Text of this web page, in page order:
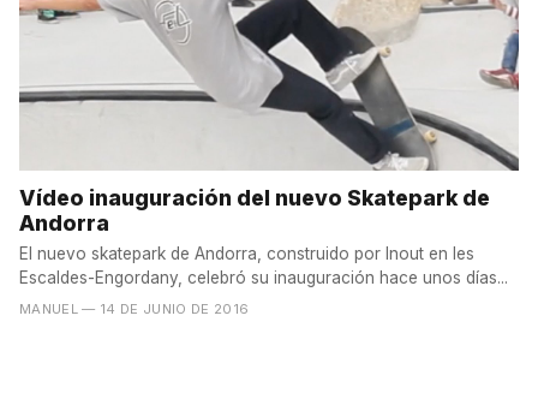
Vídeo inauguración del nuevo Skatepark de
Andorra
El nuevo skatepark de Andorra, construido por Inout en les
Escaldes-Engordany, celebró su inauguración hace unos días...
MANUEL — 14 DE JUNIO DE 2016